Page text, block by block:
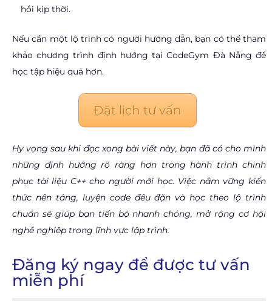
hồi kịp thời.
Nếu cần một lộ trình có người hướng dẫn, bạn có thể tham
khảo chương trình định hướng tại CodeGym Đà Nẵng để
học tập hiệu quả hơn.
Đặt lịch tư vấn
Hy vọng sau khi đọc xong bài viết này, bạn đã có cho mình
những định hướng rõ ràng hơn trong hành trình chinh
phục tài liệu C++ cho người mới học. Việc nắm vững kiến
thức nền tảng, luyện code đều đặn và học theo lộ trình
chuẩn sẽ giúp bạn tiến bộ nhanh chóng, mở rộng cơ hội
nghề nghiệp trong lĩnh vực lập trình.
Đăng ký ngay để được tư vấn
miễn phí